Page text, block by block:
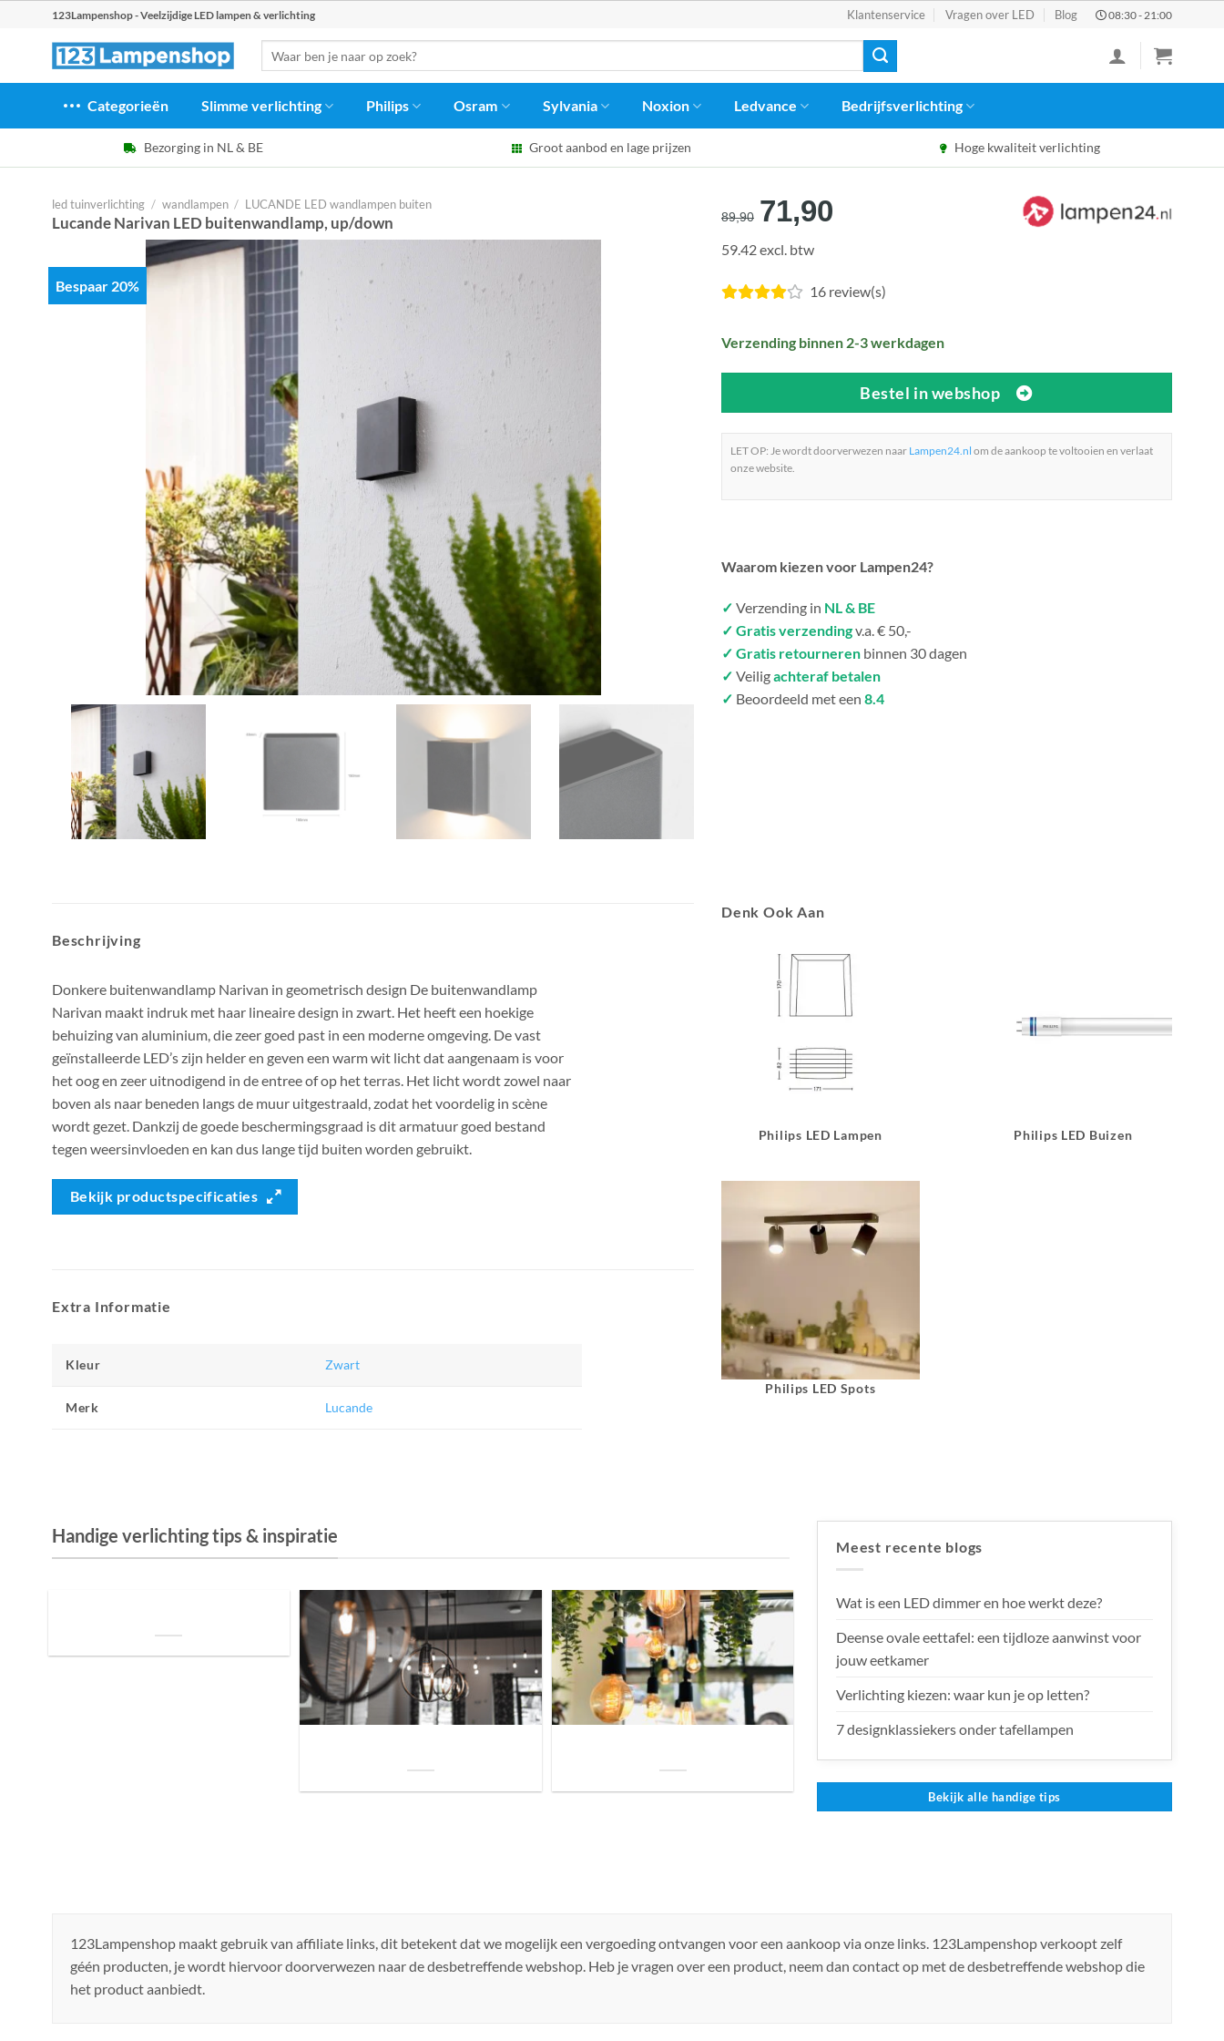
123Lampenshop - Veelzijdige LED lampen & verlichting Klantenservice Vragen over LED Blog 08:30 - 21:00
naar:
Categorieën Slimme verlichting Philips Osram Sylvania Noxion Ledvance Bedrijfsverlichting
Bezorging in NL & BE Groot aanbod en lage prijzen Hoge kwaliteit verlichting
led tuinverlichting / wandlampen / LUCANDE LED wandlampen buiten
Lucande Narivan LED buitenwandlamp, up/down
Bespaar 20%
89,90 Oorspronkelijke
prijs
€89,90.
71,90
€71,90.
59.42 excl. btw
16 review(s)
Verzending binnen 2-3 werkdagen
Bestel in webshop
LET OP: Je wordt doorverwezen naar Lampen24.nl om de aankoop te voltooien en verlaat
onze website.
Waarom kiezen voor Lampen24?
✓ Verzending in NL & BE
✓ Gratis verzendingv.a. € 50,-
✓ Gratis retourneren binnen 30 dagen
✓ Veiligachteraf betalen
✓ Beoordeeld met een 8.4
Beschrijving
Donkere buitenwandlamp Narivan in geometrisch design De buitenwandlamp
Narivan maakt indruk met haar lineaire design in zwart. Het heeft een hoekige
behuizing van aluminium, die zeer goed past in een moderne omgeving. De vast
geïnstalleerde LED’s zijn helder en geven een warm wit licht dat aangenaam is voor
het oog en zeer uitnodigend in de entree of op het terras. Het licht wordt zowel naar
boven als naar beneden langs de muur uitgestraald, zodat het voordelig in scène
wordt gezet. Dankzij de goede beschermingsgraad is dit armatuur goed bestand
tegen weersinvloeden en kan dus lange tijd buiten worden gebruikt.
Bekijk productspecificaties
Extra Informatie
Kleur Zwart
Merk Lucande
Denk Ook Aan
Philips LED Lampen Philips LED Buizen
Philips LED Spots
Handige verlichting tips & inspiratie
Meest recente blogs
Wat is een LED dimmer en hoe werkt deze?
Deense ovale eettafel: een tijdloze aanwinst voor
jouw eetkamer
Verlichting kiezen: waar kun je op letten?
7 designklassiekers onder tafellampen
Bekijk alle handige tips
123Lampenshop maakt gebruik van affiliate links, dit betekent dat we mogelijk een vergoeding ontvangen voor een aankoop via onze links. 123Lampenshop verkoopt zelf
géén producten, je wordt hiervoor doorverwezen naar de desbetreffende webshop. Heb je vragen over een product, neem dan contact op met de desbetreffende webshop die
het product aanbiedt.